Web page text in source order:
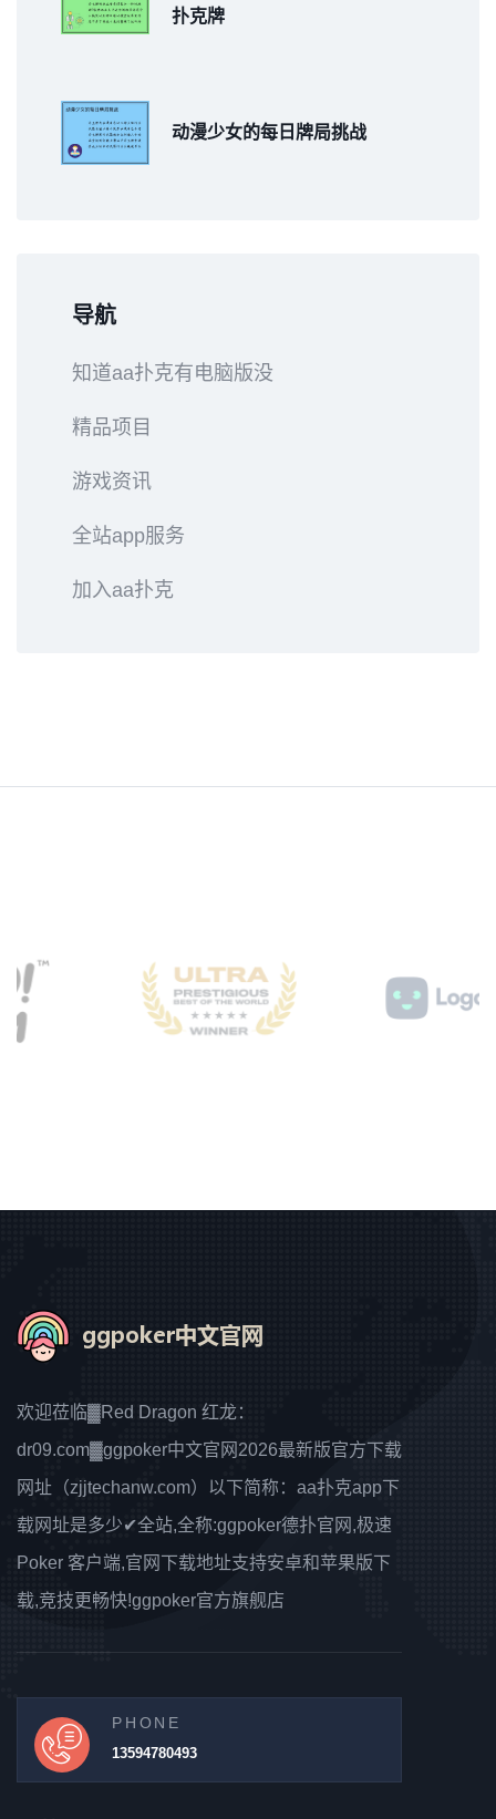
扑克牌
动漫少女的每日牌局挑战
导航
知道aa扑克有电脑版没
精品项目
游戏资讯
全站app服务
加入aa扑克
欢迎莅临▓Red Dragon 红龙：
dr09.com▓ggpoker中文官网2026最新版官方下载
网址（zjjtechanw.com）以下简称：aa扑克app下
载网址是多少✔全站,全称:ggpoker德扑官网,极速
Poker 客户端,官网下载地址支持安卓和苹果版下
载,竞技更畅快!ggpoker官方旗舰店
PHONE
13594780493